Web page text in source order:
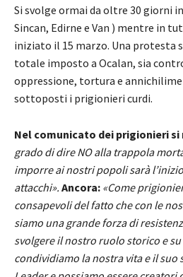
Si svolge ormai da oltre 30 giorni
Sincan, Edirne e Van ) mentre in
iniziato il 15 marzo. Una protesta
totale imposto a Ocalan, sia
oppressione, tortura e
sottoposti i prigionieri curdi.
Nel comunicato dei prigionieri si
grado di dire NO alla trappola
imporre ai nostri popoli sarà
attacchi». Ancora: «Come
consapevoli del fatto che con le
siamo una grande forza di
svolgere il nostro ruolo storico e su
condividiamo la nostra vita e il